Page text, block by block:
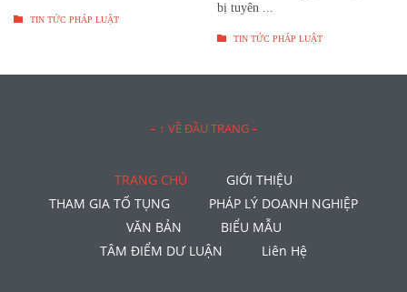
 TIN TỨC PHÁP LUẬT
bị tuyên ...
 TIN TỨC PHÁP LUẬT
– ↑ VỀ ĐẦU TRANG –
TRANG CHỦ
GIỚI THIỆU
THAM GIA TỐ TỤNG
PHÁP LÝ DOANH NGHIỆP
VĂN BẢN
BIỂU MẪU
TÂM ĐIỂM DƯ LUẬN
Liên Hệ